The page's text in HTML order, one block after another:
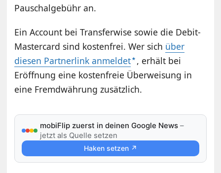
Pauschalgebühr an.
Ein Account bei Transferwise sowie die Debit-
Mastercard sind kostenfrei. Wer sich über
diesen Partnerlink anmeldet , erhält bei
Eröffnung eine kostenfreie Überweisung in
eine Fremdwährung zusätzlich.
mobiFlip zuerst in deinen Google News –
jetzt als Quelle setzen
Haken setzen ↗